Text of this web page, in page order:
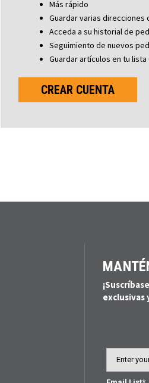
Más rápido
Guardar varias direcciones
Acceda a su historial de
Seguimiento de nuevos
Guardar artículos en tu
CREAR CUENTA
exclusivas